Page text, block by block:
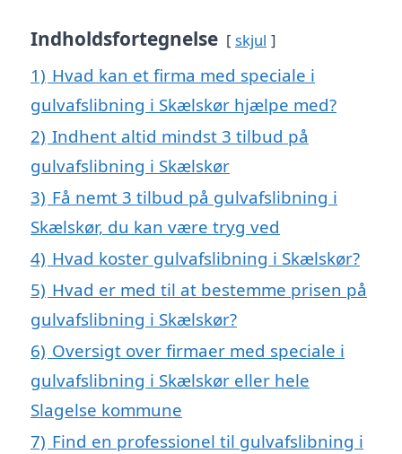
Indholdsfortegnelse skjul
1) Hvad kan et firma med speciale i
gulvafslibning i Skælskør hjælpe med?
2) Indhent altid mindst 3 tilbud på
gulvafslibning i Skælskør
3) Få nemt 3 tilbud på gulvafslibning i
Skælskør, du kan være tryg ved
4) Hvad koster gulvafslibning i Skælskør?
5) Hvad er med til at bestemme prisen på
gulvafslibning i Skælskør?
6) Oversigt over firmaer med speciale i
gulvafslibning i Skælskør eller hele
Slagelse kommune
7) Find en professionel til gulvafslibning i